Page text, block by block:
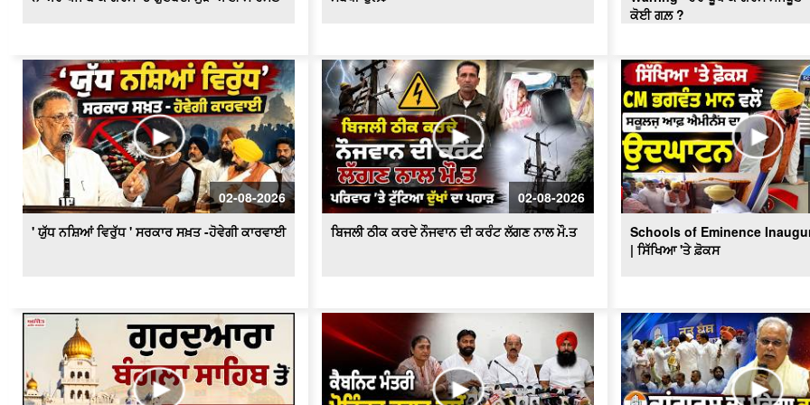
ਕੋਈ ਗਲ਼ ?
02-08-2026
' ਯੁੱਧ ਨਸ਼ਿਆਂ ਵਿਰੁੱਧ ' ਸਰਕਾਰ ਸਖ਼ਤ -ਹੋਵੇਗੀ ਕਾਰਵਾਈ
02-08-2026
ਬਿਜਲੀ ਠੀਕ ਕਰਦੇ ਨੌਜਵਾਨ ਦੀ ਕਰੰਟ ਲੱਗਣ ਨਾਲ ਮੌ.ਤ
Schools of Eminence
| ਸਿੱਖਿਆ 'ਤੇ ਫ਼ੋਕਸ